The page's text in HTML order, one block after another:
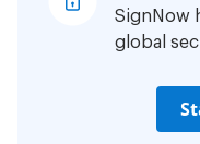
SignNow
global